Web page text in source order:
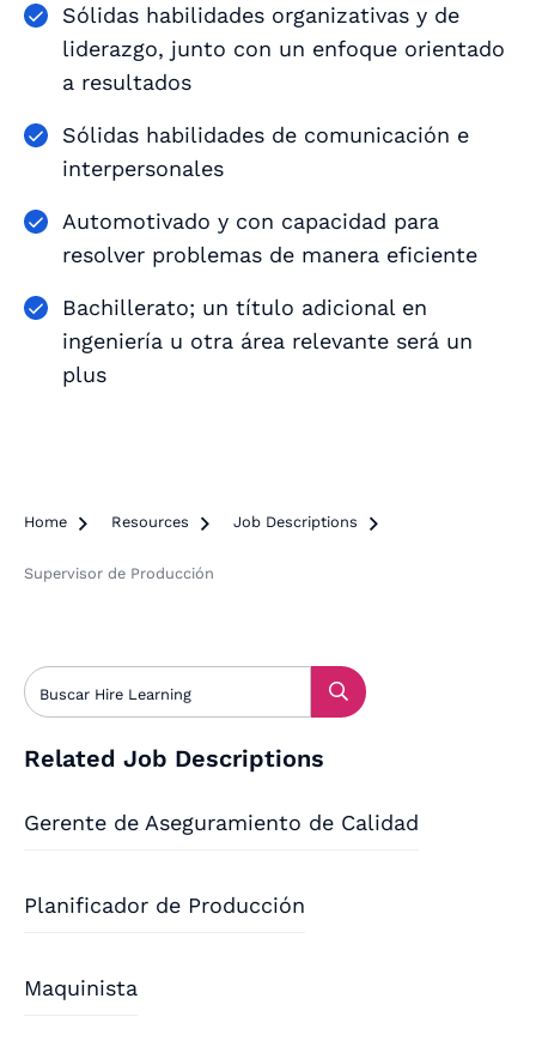
Sólidas habilidades organizativas y de
liderazgo, junto con un enfoque orientado
a resultados
Sólidas habilidades de comunicación e
interpersonales
Automotivado y con capacidad para
resolver problemas de manera eficiente
Bachillerato; un título adicional en
ingeniería u otra área relevante será un
plus
Home  Resources  Job Descriptions 
Supervisor de Producción
Related Job Descriptions
Gerente de Aseguramiento de Calidad
Planificador de Producción
Maquinista